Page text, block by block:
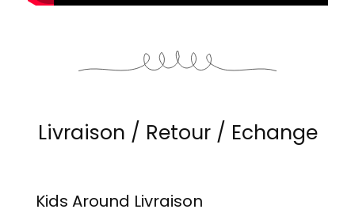
Livraison / Retour / Echange
Kids Around Livraison